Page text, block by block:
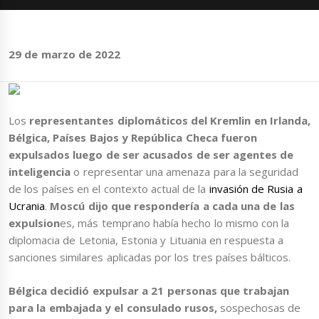
29 de marzo de 2022
Los representantes diplomáticos del Kremlin en Irlanda,
Bélgica, Países Bajos y República Checa fueron
expulsados luego de ser acusados de ser agentes de
inteligencia o representar una amenaza para la seguridad
de los países en el contexto actual de la invasión de Rusia a
Ucrania. Moscú dijo que respondería a cada una de las
expulsiones, más temprano había hecho lo mismo con la
diplomacia de Letonia, Estonia y Lituania en respuesta a
sanciones similares aplicadas por los tres países bálticos.
Bélgica decidió expulsar a 21 personas que trabajan
para la embajada y el consulado rusos, sospechosas de